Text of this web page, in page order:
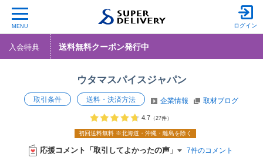
MENU ログイン
入会特典 送料無料クーポン発行中
ウタマスパイスジャパン
取引条件 送料・決済方法 企業情報 取材ブログ
初回送料無料 ※北海道・沖縄・離島を除く
4.7 （27件）
応援コメント「取引してよかったの声」 7件のコメント